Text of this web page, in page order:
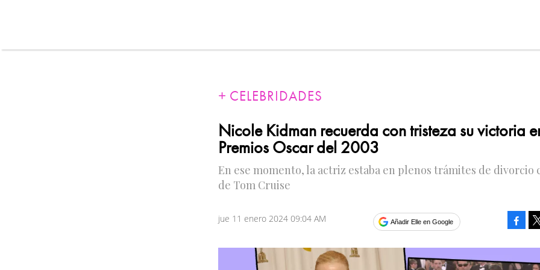
CELEBRIDADES
Nicole Kidman recuerda con tristeza su victoria
Premios Oscar del 2003
En ese momento, la actriz estaba en plenos trámites de divorcio
de Tom Cruise
jue 11 enero 2024 09:04 AM Añadir Elle en Google